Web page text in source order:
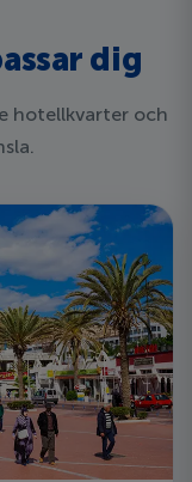
dig
hotellkvarter och